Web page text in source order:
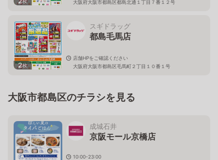
大阪府大阪市都島区都島北通１丁目７番１２号
2枚
スギドラッグ
都島毛馬店
店舗HPをご確認ください
大阪府大阪市都島区毛馬町２丁目１０番１号
大阪市都島区のチラシを見る
成城石井
京阪モール京橋店
10:00-23:00